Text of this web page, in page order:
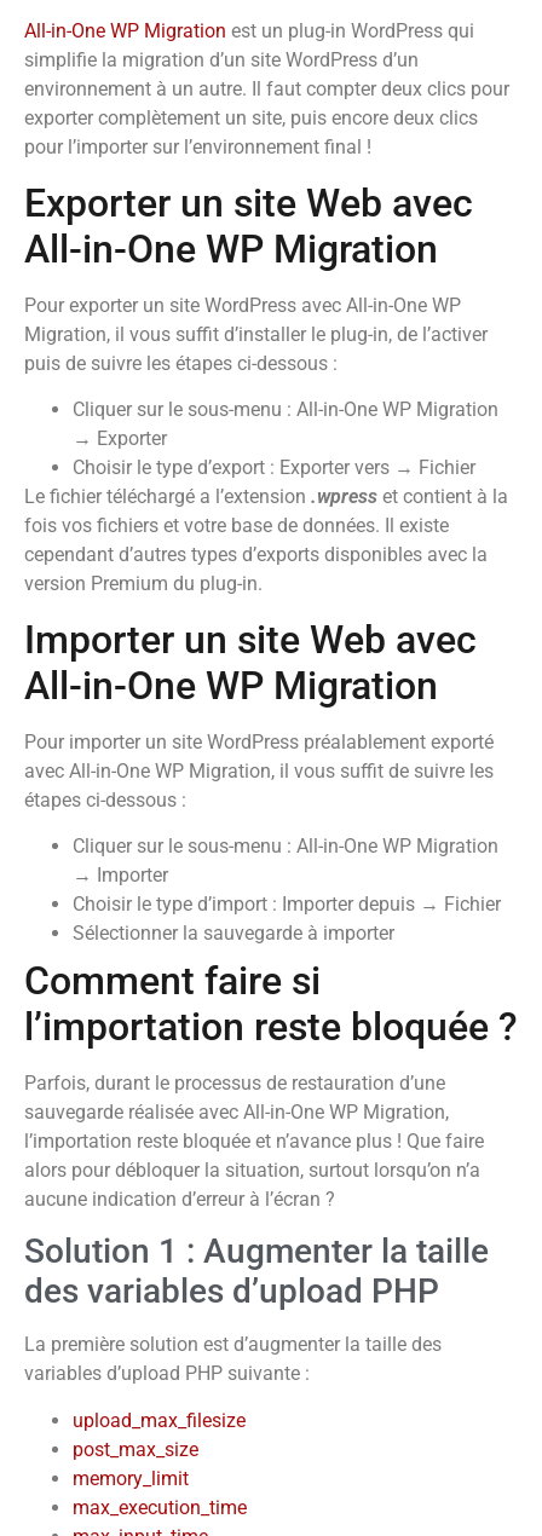
All-in-One WP Migration est un plug-in WordPress qui
simplifie la migration d’un site WordPress d’un
environnement à un autre. Il faut compter deux clics pour
exporter complètement un site, puis encore deux clics
pour l’importer sur l’environnement final !
Exporter un site Web avec
All-in-One WP Migration
Pour exporter un site WordPress avec All-in-One WP
Migration, il vous suffit d’installer le plug-in, de l’activer
puis de suivre les étapes ci-dessous :
Cliquer sur le sous-menu : All-in-One WP Migration
→ Exporter
Choisir le type d’export : Exporter vers → Fichier
Le fichier téléchargé a l’extension .wpress et contient à la
fois vos fichiers et votre base de données. Il existe
cependant d’autres types d’exports disponibles avec la
version Premium du plug-in.
Importer un site Web avec
All-in-One WP Migration
Pour importer un site WordPress préalablement exporté
avec All-in-One WP Migration, il vous suffit de suivre les
étapes ci-dessous :
Cliquer sur le sous-menu : All-in-One WP Migration
→ Importer
Choisir le type d’import : Importer depuis → Fichier
Sélectionner la sauvegarde à importer
Comment faire si
l’importation reste bloquée ?
Parfois, durant le processus de restauration d’une
sauvegarde réalisée avec All-in-One WP Migration,
l’importation reste bloquée et n’avance plus ! Que faire
alors pour débloquer la situation, surtout lorsqu’on n’a
aucune indication d’erreur à l’écran ?
Solution 1 : Augmenter la taille
des variables d’upload PHP
La première solution est d’augmenter la taille des
variables d’upload PHP suivante :
upload_max_filesize
post_max_size
memory_limit
max_execution_time